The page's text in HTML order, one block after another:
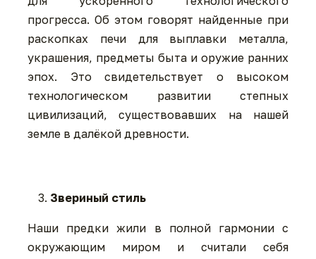
прогресса. Об этом говорят найденные при
раскопках печи для выплавки металла,
украшения, предметы быта и оружие ранних
эпох. Это свидетельствует о высоком
технологическом развитии степных
цивилизаций, существовавших на нашей
земле в далёкой древности.
Звериный стиль
Наши предки жили в полной гармонии с
окружающим миром и считали себя